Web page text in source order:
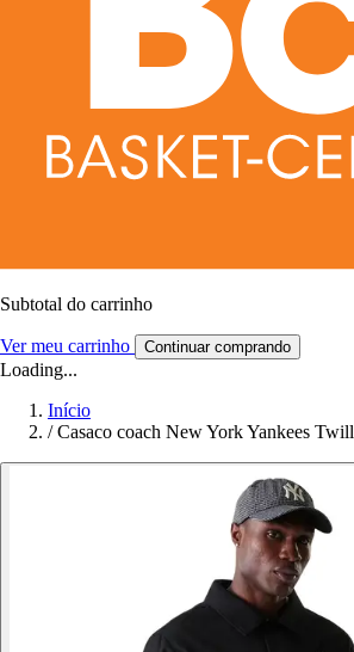
Subtotal do carrinho
Ver meu carrinho Continuar comprando
Loading...
Início
/ Casaco coach New York Yankees Twill